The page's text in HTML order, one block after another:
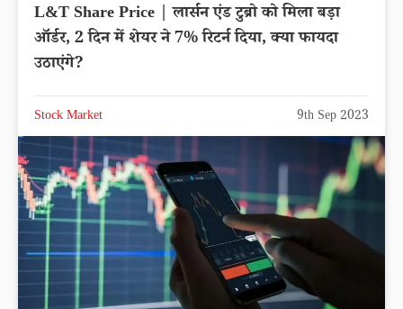
L&T Share Price | लार्सन एंड टुब्रो को मिला बड़ा
ऑर्डर, 2 दिन में शेयर ने 7% रिटर्न दिया, क्या फायदा
उठाएंगे?
Stock Market 9th Sep 2023